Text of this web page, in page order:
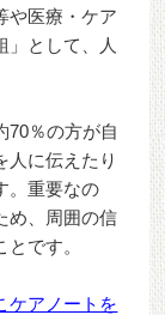
や医療・ケア
」として、人
70％の方が自
人に伝えたり
。重要なの
め、周囲の信
です。
ケアノートを